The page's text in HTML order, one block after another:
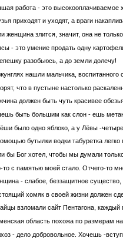
работа - это высокооплачиваемое
приходят и уходят, а враги
женщина злится, значит, она не
- это умение продать одну
разобьюсь, а до земли долечу!
нашли мальчика,
что в пустыне настолько
должен быть чуть красивее
быть большим как слон - ешь
было одно яблоко, а у Лёвы -
бутылки водки табуретка легко
бы Бог хотел, чтобы мы думали
то с памятью моей стало. Отчего-то
- слабое, беззащитное существо,
хомяк в своей жизни должен
взломали сайт Пентагона, каждый
область похожа по размерам
- дело добровольное. Хочешь -